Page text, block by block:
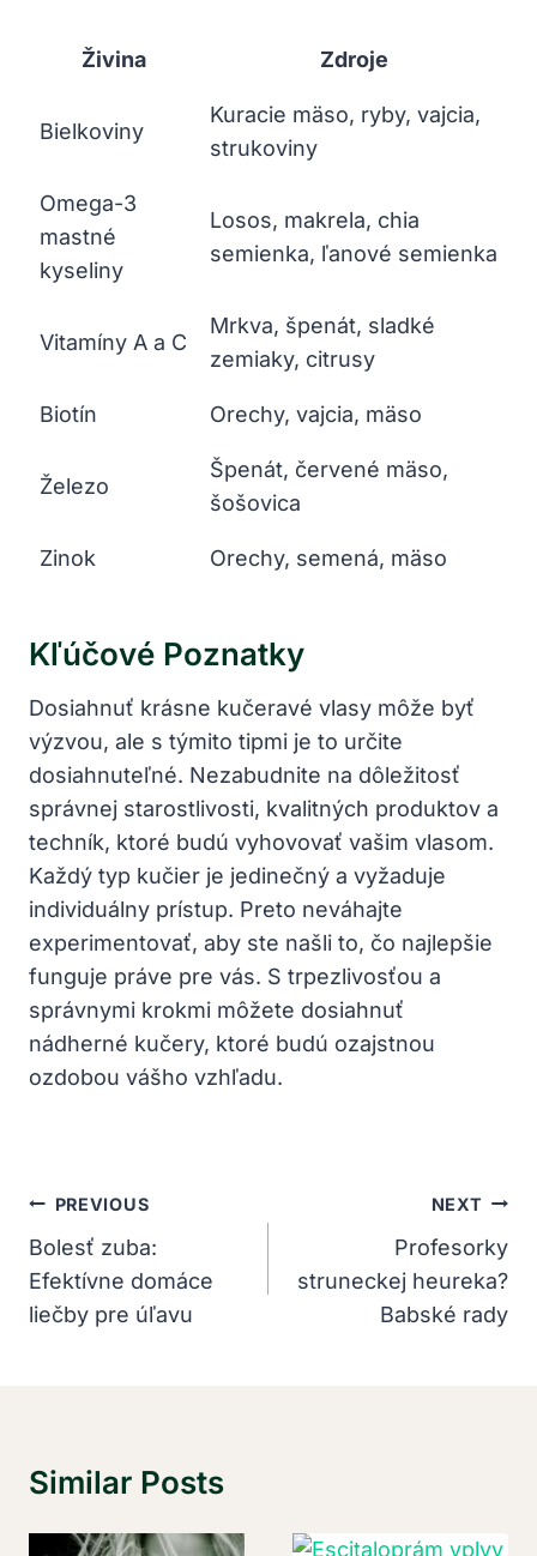
Živina Zdroje
Bielkoviny
Kuracie mäso, ryby, vajcia,
strukoviny
Omega-3
mastné
kyseliny
Losos, makrela, chia
semienka, ľanové semienka
Vitamíny​ A a C
Mrkva, špenát, sladké
⁤zemiaky, citrusy
Biotín Orechy, vajcia, mäso
Železo
Špenát, červené mäso,
šošovica
Zinok Orechy, semená, mäso
Kľúčové Poznatky
Dosiahnuť krásne kučeravé vlasy môže byť
výzvou, ale s týmito tipmi je to určite
dosiahnuteľné. Nezabudnite na dôležitosť
správnej starostlivosti, kvalitných produktov a
techník, ktoré budú vyhovovať vašim vlasom.
Každý typ kučier je jedinečný a vyžaduje
individuálny prístup. Preto neváhajte
experimentovať, aby ste našli to, čo najlepšie
funguje práve​ pre vás. S trpezlivosťou ‍a
správnymi krokmi môžete dosiahnuť
nádherné kučery, ktoré budú ozajstnou
ozdobou vášho vzhľadu.
Navigácia
V
Článku
PREVIOUS
Bolesť zuba:
Efektívne domáce
liečby pre úľavu
NEXT
Profesorky
struneckej heureka?
Babské rady
Similar Posts